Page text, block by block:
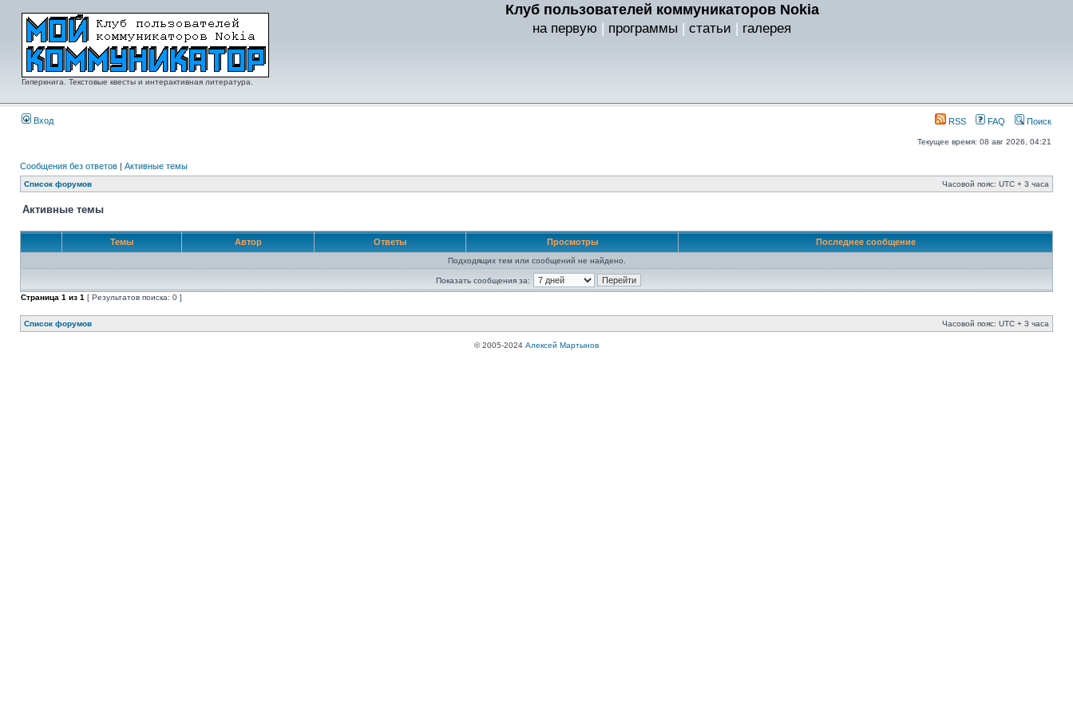
Гиперкнига. Текстовые квесты и интерактивная литература.
Клуб пользователей коммуникаторов Nokia
на первую | программы | статьи | галерея
Вход RSS FAQ Поиск
Текущее время: 08 авг 2026, 04:21
Сообщения без ответов | Активные темы
Список форумов Часовой пояс: UTC + 3 часа
Активные темы
Темы Автор Ответы Просмотры Последнее сообщение
Подходящих тем или сообщений не найдено.
Показать сообщения за:
Страница 1 из 1 [ Результатов поиска: 0 ]
Список форумов Часовой пояс: UTC + 3 часа
© 2005-2024 Алексей Мартынов